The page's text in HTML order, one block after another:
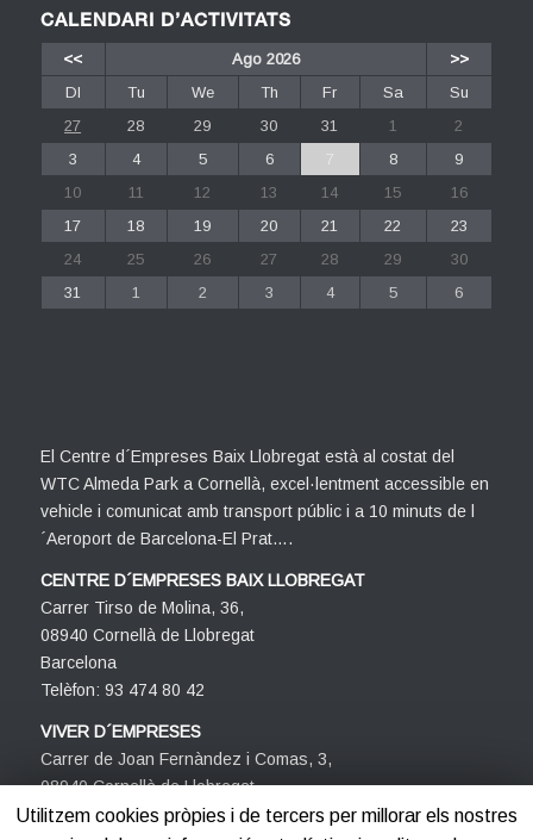
CALENDARI D’ACTIVITATS
<< Ago 2026
>>
Dl
Tu We Th Fr Sa
Su
27
28 29 30 31 1
2
3
4 5 6 7 8
9
10
11 12 13 14 15
16
17
18 19 20 21 22
23
24
25 26 27 28 29
30
31
1 2 3 4 5 6
El Centre d´Empreses Baix Llobregat està al costat del
WTC Almeda Park a Cornellà, excel·lentment accessible en
vehicle i comunicat amb transport públic i a 10 minuts de l
´Aeroport de Barcelona-El Prat….
CENTRE D´EMPRESES BAIX LLOBREGAT
Carrer Tirso de Molina, 36,
08940 Cornellà de Llobregat
Barcelona
Telèfon: 93 474 80 42
VIVER D´EMPRESES
Carrer de Joan Fernàndez i Comas, 3,
08940 Cornellà de Llobregat
Barcelona
Utilitzem cookies pròpies i de tercers per millorar els nostres